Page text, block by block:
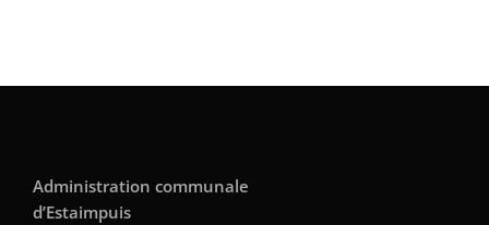
Administration communale
d’Estaimpuis